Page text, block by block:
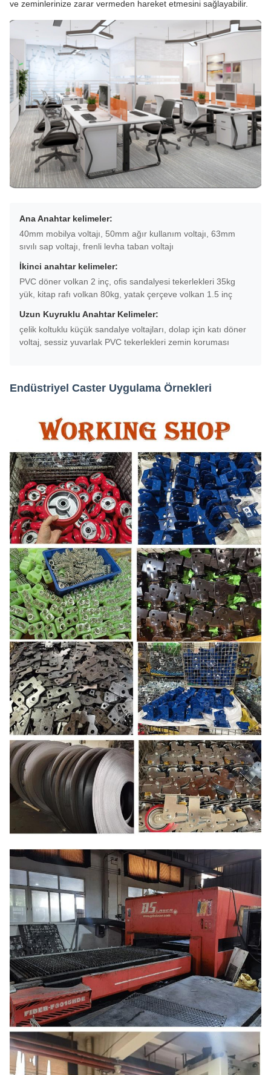
ve zeminlerinize zarar vermeden hareket etmesini sağlayabilir.
Ana Anahtar kelimeler:
40mm mobilya voltajı, 50mm ağır kullanım voltajı, 63mm
sıvılı sap voltajı, frenli levha taban voltajı
İkinci anahtar kelimeler:
PVC döner volkan 2 inç, ofis sandalyesi tekerlekleri 35kg
yük, kitap rafı volkan 80kg, yatak çerçeve volkan 1.5 inç
Uzun Kuyruklu Anahtar Kelimeler:
çelik koltuklu küçük sandalye voltajları, dolap için katı döner
voltaj, sessiz yuvarlak PVC tekerlekleri zemin koruması
Endüstriyel Caster Uygulama Örnekleri